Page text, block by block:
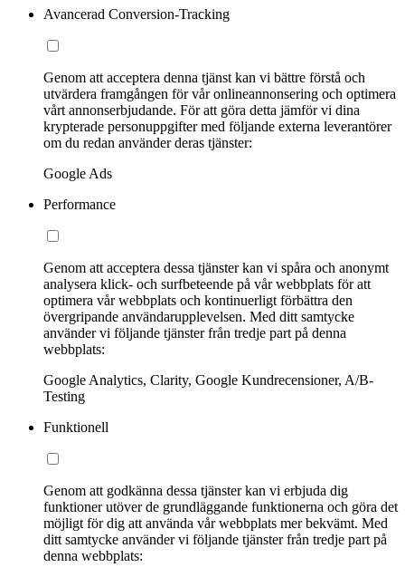
Avancerad Conversion-Tracking
Genom att acceptera denna tjänst kan vi bättre förstå och
utvärdera framgången för vår onlineannonsering och optimera
vårt annonserbjudande. För att göra detta jämför vi dina
krypterade personuppgifter med följande externa leverantörer
om du redan använder deras tjänster:
Google Ads
Performance
Genom att acceptera dessa tjänster kan vi spåra och anonymt
analysera klick- och surfbeteende på vår webbplats för att
optimera vår webbplats och kontinuerligt förbättra den
övergripande användarupplevelsen. Med ditt samtycke
använder vi följande tjänster från tredje part på denna
webbplats:
Google Analytics, Clarity, Google Kundrecensioner, A/B-
Testing
Funktionell
Genom att godkänna dessa tjänster kan vi erbjuda dig
funktioner utöver de grundläggande funktionerna och göra det
möjligt för dig att använda vår webbplats mer bekvämt. Med
ditt samtycke använder vi följande tjänster från tredje part på
denna webbplats: